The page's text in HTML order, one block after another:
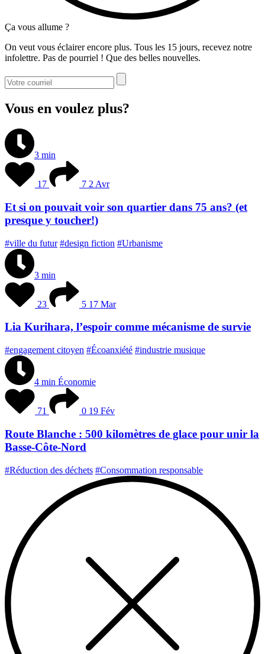
Ça vous allume ?
On veut vous éclairer encore plus. Tous les 15 jours, recevez notre
infolettre. Pas de pourriel ! Que des belles nouvelles.
Vous en voulez plus?
3 min
17 7 2 Avr
Et si on pouvait voir son quartier dans 75 ans? (et
presque y toucher!)
#ville du futur #design fiction #Urbanisme
3 min
23 5 17 Mar
Lia Kurihara, l’espoir comme mécanisme de survie
#engagement citoyen #Écoanxiété #industrie musique
4 min Économie
71 0 19 Fév
Route Blanche : 500 kilomètres de glace pour unir la
Basse-Côte-Nord
#Réduction des déchets #Consommation responsable